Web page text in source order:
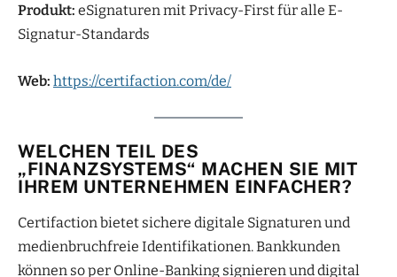
Produkt: eSignaturen mit Privacy-First für alle E-
Signatur-Standards
Web: https://certifaction.com/de/
WELCHEN TEIL DES
„FINANZSYSTEMS“ MACHEN SIE MIT
IHREM UNTERNEHMEN EINFACHER?
Certifaction bietet sichere digitale Signaturen und
medienbruchfreie Identifikationen. Bankkunden
können so per Online-Banking signieren und digital